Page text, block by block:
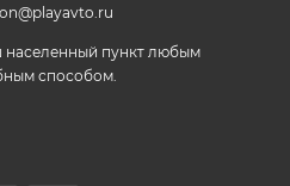
населенный пункт любым
способом.